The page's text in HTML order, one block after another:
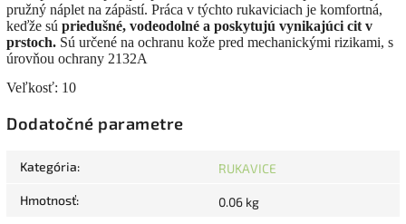
pružný náplet na zápästí. Práca v týchto rukaviciach je komfortná,
keďže sú priedušné, vodeodolné a poskytujú vynikajúci cit v
prstoch. Sú určené na ochranu kože pred mechanickými rizikami, s
úrovňou ochrany 2132A
Veľkosť: 10
Dodatočné parametre
Kategória: RUKAVICE
Hmotnosť: 0.06 kg